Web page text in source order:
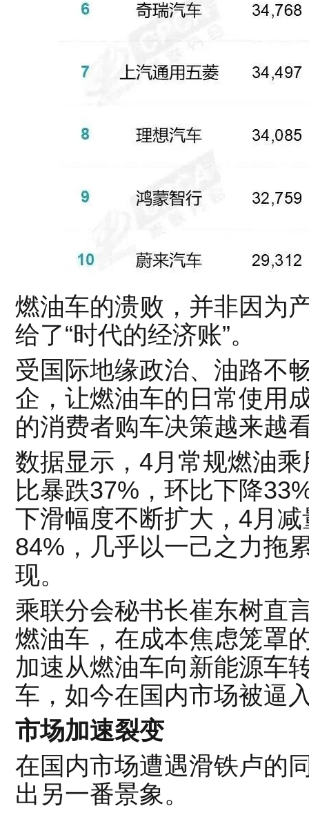
燃油车的溃败，并非因为
给了“时代的经济账”。
受国际地缘政治、油路不
企，让燃油车的日常使用
的消费者购车决策越来越
数据显示，4月常规燃油
比暴跌37%，环比下降
下滑幅度不断扩大，4月
84%，几乎以一己之力拖
现。
乘联分会秘书长崔东树直
燃油车，在成本焦虑笼罩
加速从燃油车向新能源车
车，如今在国内市场被逼
市场加速裂变
在国内市场遭遇滑铁卢的
出另一番景象。